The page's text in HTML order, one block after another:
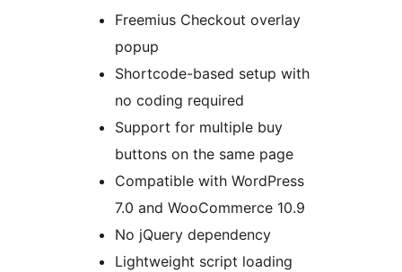
Freemius Checkout overlay
popup
Shortcode-based setup with
no coding required
Support for multiple buy
buttons on the same page
Compatible with WordPress
7.0 and WooCommerce 10.9
No jQuery dependency
Lightweight script loading